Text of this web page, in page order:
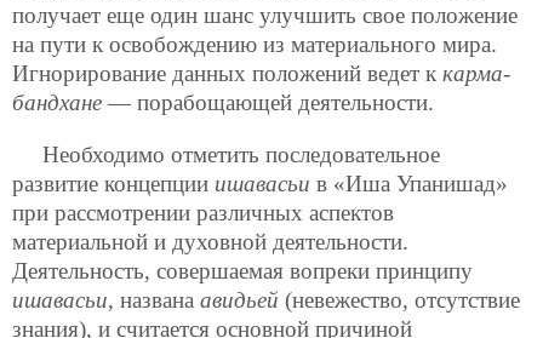
получает еще один шанс улучшить свое положение
на пути к освобождению из материального мира.
Игнорирование данных положений ведет к карма-
бандхане — порабощающей деятельности.
Необходимо отметить последовательное
развитие концепции ишавасьи в «Иша Упанишад»
при рассмотрении различных аспектов
материальной и духовной деятельности.
Деятельность, совершаемая вопреки принципу
ишавасьи, названа авидьей (невежество, отсутствие
знания), и считается основной причиной